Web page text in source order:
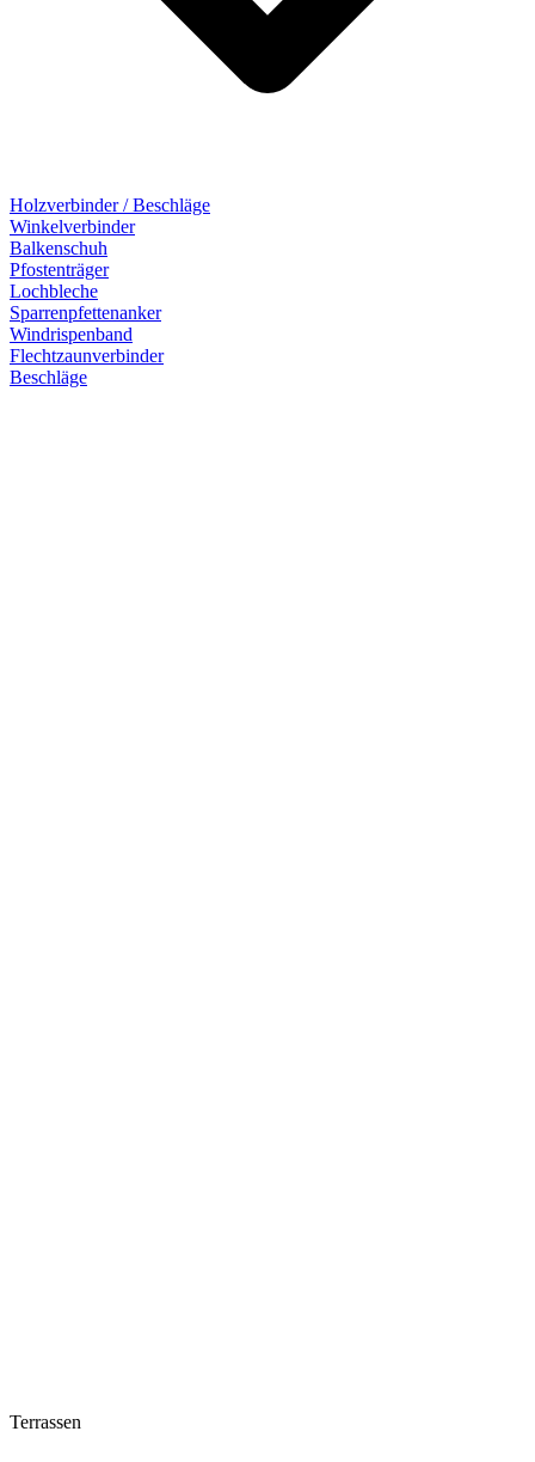
Holzverbinder / Beschläge
Winkelverbinder
Balkenschuh
Pfostenträger
Lochbleche
Sparrenpfettenanker
Windrispenband
Flechtzaunverbinder
Beschläge
Terrassen